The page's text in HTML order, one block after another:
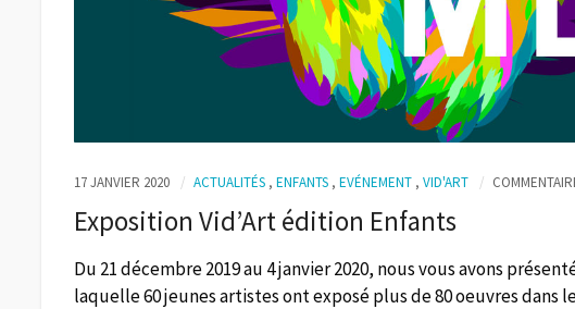
17 JANVIER 2020 ACTUALITÉS , ENFANTS , EVÉNEMENT , VID'ART
Exposition Vid’Art édition Enfants
Du 21 décembre 2019 au 4 janvier 2020, nous vous avons
laquelle 60 jeunes artistes ont exposé plus de 80 oeuvres